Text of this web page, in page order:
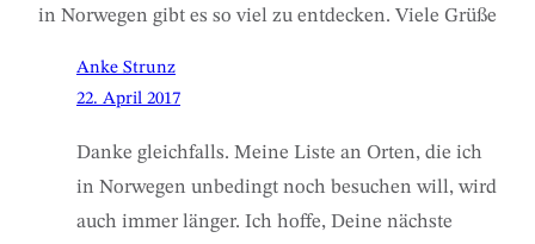
in Norwegen gibt es so viel zu entdecken. Viele Grüße
Anke Strunz
22. April 2017
Danke gleichfalls. Meine Liste an Orten, die ich
in Norwegen unbedingt noch besuchen will, wird
auch immer länger. Ich hoffe, Deine nächste